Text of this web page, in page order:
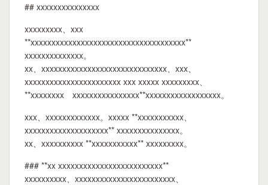
## xxxxxxxxxxxxxxx
xxxxxxxxx、xxx
**xxxxxxxxxxxxxxxxxxxxxxxxxxxxxxxxxxxxx**
xxxxxxxxxxxxxx。
xx、xxxxxxxxxxxxxxxxxxxxxxxxxxxxxx、xxx、
xxxxxxxxxxxxxxxxxxxxxxx xxx xxxxx xxxxxxxxx、
**xxxxxxxx xxxxxxxxxxxxxxxx**xxxxxxxxxxxxxxxxxx。
xxx、xxxxxxxxxxxxx。xxxxx **xxxxxxxxxxx、
xxxxxxxxxxxxxxxxxxxx** xxxxxxxxxxxxxxx。
xx、xxxxxxxxxx **xxxxxxxxxxx** xxxxxxxxx。
### **xx xxxxxxxxxxxxxxxxxxxxxxxxx**
xxxxxxxxxx、xxxxxxxxxxxxxxxxxxxxxxxx、